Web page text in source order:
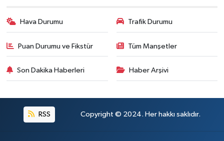
Hava Durumu Trafik Durumu
Puan Durumu ve Fikstür Tüm Manşetler
Son Dakika Haberleri Haber Arşivi
RSS Copyright © 2024. Her hakkı saklıdır.